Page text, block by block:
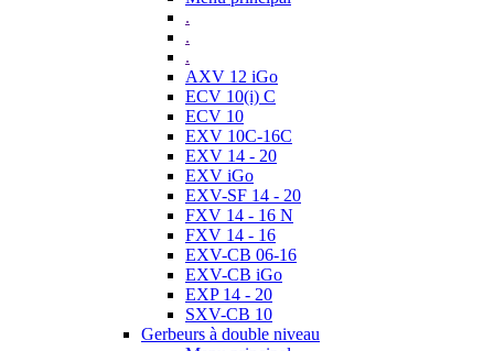
.
.
.
AXV 12 iGo
ECV 10(i) C
ECV 10
EXV 10C-16C
EXV 14 - 20
EXV iGo
EXV-SF 14 - 20
FXV 14 - 16 N
FXV 14 - 16
EXV-CB 06-16
EXV-CB iGo
EXP 14 - 20
SXV-CB 10
Gerbeurs à double niveau